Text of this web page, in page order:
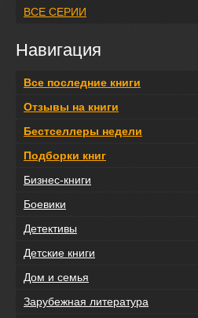
ВСЕ СЕРИИ
Навигация
Все последние книги
Отзывы на книги
Бестселлеры недели
Подборки книг
Бизнес-книги
Боевики
Детективы
Детские книги
Дом и семья
Зарубежная литература